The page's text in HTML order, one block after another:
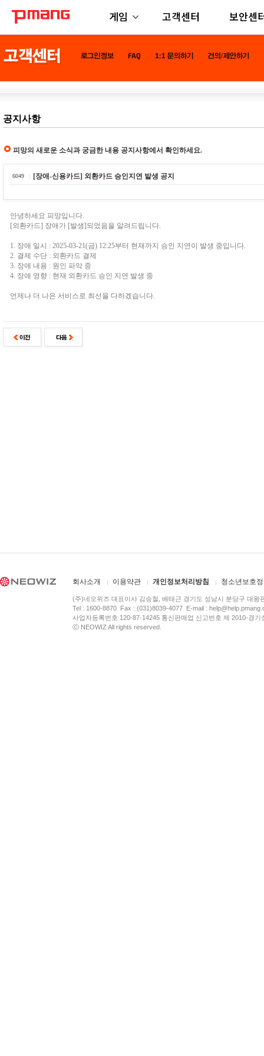
게임 고객센터 보안센
공지사항
피망의 새로운 소식과 궁금한 내용 공지사항에서 확인하세요.
6049 [장애-신용카드] 외환카드 승인지연 발생 공지
안녕하세요 피망입니다.
[외환카드] 장애가 [발생]되었음을 알려드립니다.
1. 장애 일시 : 2025-03-21(금) 12:25부터 현재까지 승인 지연이 발생 중입니다.
2. 결제 수단 : 외환카드 결제
3. 장애 내용 : 원인 파악 중
4. 장애 영향 : 현재 외환카드 승인 지연 발생 중
언제나 더 나은 서비스로 최선을 다하겠습니다.
회사소개 이용약관 개인정보처리방침 청소년보호
(주)네오위즈 대표이사 김승철, 배태근 경기도 성남시 분당구 대왕
Tel : 1600-8870 Fax : (031)8039-4077 E-mail :
사업자등록번호 120-87-14245 통신판매업 신고번호 제 2010-경
ⓒ NEOWIZ All rights reserved.